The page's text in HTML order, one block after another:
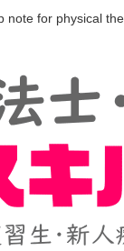
note for physical